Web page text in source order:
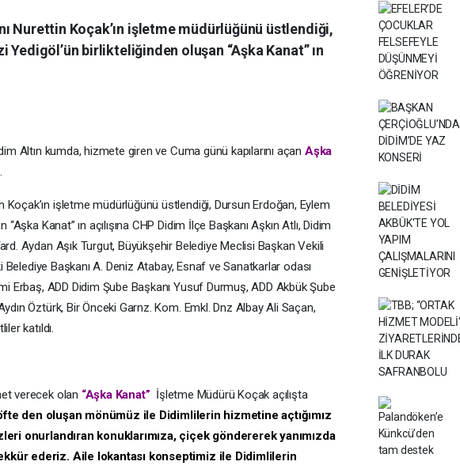
Nurettin Koçak’ın işletme müdürlüğünü üstlendiği,
Yedigöl’ün birlikteliğinden oluşan “Aşka Kanat” ın
Altın kumda, hizmete giren ve Cuma günü kapılarını açan Aşka
işletme müdürlüğünü üstlendiği, Dursun Erdoğan, Eylem
Kanat” ın açılışına CHP Didim İlçe Başkanı Aşkın Atlı, Didim
Aydan Aşık Turgut, Büyükşehir Belediye Meclisi Başkan Vekili
Başkanı A. Deniz Atabay, Esnaf ve Sanatkarlar odası
Erbaş, ADD Didim Şube Başkanı Yusuf Durmuş, ADD Akbük Şube
Öztürk, Bir Önceki Garnz. Kom. Emkl. Dnz Albay Ali Saçan,
katıldı.
verecek olan “Aşka Kanat” İşletme Müdürü Koçak açılışta
den oluşan mönümüz ile Didimlilerin hizmetine açtığımız
onurlandıran konuklarımıza, çiçek göndererek yanımızda
ederiz. Aile lokantası konseptimiz ile Didimlilerin